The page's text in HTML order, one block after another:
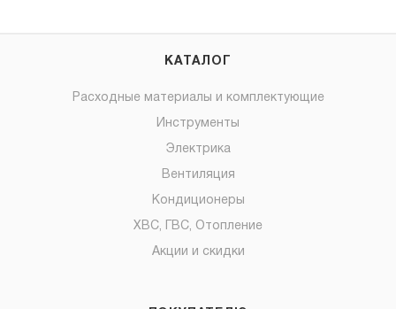
КАТАЛОГ
Расходные материалы и комплектующие
Инструменты
Электрика
Вентиляция
Кондиционеры
ХВС, ГВС, Отопление
Акции и скидки